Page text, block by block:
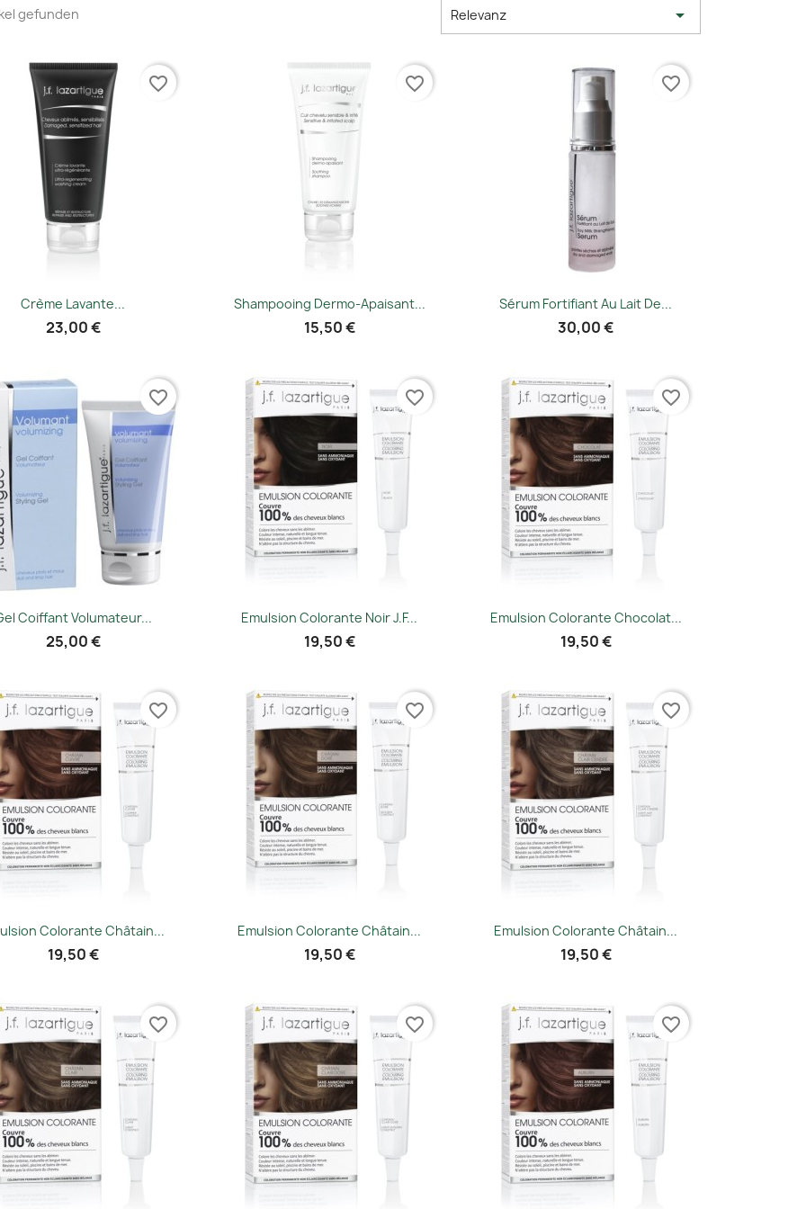
gefunden Relevanz 
Vorschau
Crème Lavante...
23,00 €
favorite_border
Vorschau
Shampooing Dermo-Apaisant...
15,50 €
favorite_border
Vorschau
Sérum Fortifiant Au Lait De...
30,00 €
favorite_border
Vorschau
Coiffant Volumateur...
25,00 €
favorite_border
Vorschau
Emulsion Colorante Noir J.f...
19,50 €
favorite_border
Vorschau
Emulsion Colorante Chocolat...
19,50 €
favorite_border
Vorschau
Colorante Châtain...
19,50 €
favorite_border
Vorschau
Emulsion Colorante Châtain...
19,50 €
favorite_border
Vorschau
Emulsion Colorante Châtain...
19,50 €
favorite_border
favorite_border favorite_border favorite_border